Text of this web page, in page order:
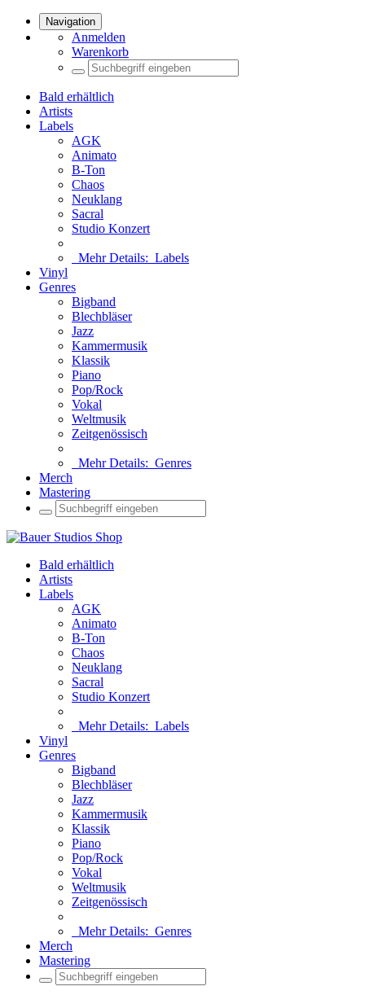
Navigation
Anmelden
Warenkorb
Bald erhältlich
Artists
Labels
AGK
Animato
B-Ton
Chaos
Neuklang
Sacral
Studio Konzert
Mehr Details: Labels
Vinyl
Genres
Bigband
Blechbläser
Jazz
Kammermusik
Klassik
Piano
Pop/Rock
Vokal
Weltmusik
Zeitgenössisch
Mehr Details: Genres
Merch
Mastering
Bald erhältlich
Artists
Labels
AGK
Animato
B-Ton
Chaos
Neuklang
Sacral
Studio Konzert
Mehr Details: Labels
Vinyl
Genres
Bigband
Blechbläser
Jazz
Kammermusik
Klassik
Piano
Pop/Rock
Vokal
Weltmusik
Zeitgenössisch
Mehr Details: Genres
Merch
Mastering